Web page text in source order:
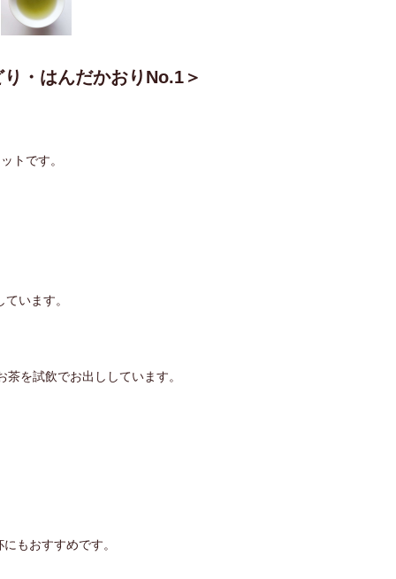
・はんだかおりNo.1＞
トです。
います。
を試飲でお出ししています。
もおすすめです。